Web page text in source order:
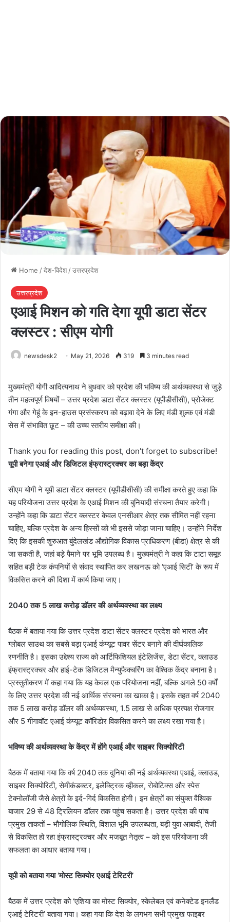
Home /देश-विदेश /उत्तरप्रदेश
उत्तरप्रदेश
एआई मिशन को गति देगा यूपी डाटा सेंटर
क्लस्टर : सीएम योगी
newsdesk2 May 21, 2026 319 3 minutes read
मुख्यमंत्री योगी आदित्यनाथ ने बुधवार को प्रदेश की भविष्य की अर्थव्यवस्था से जुड़े
तीन महत्वपूर्ण विषयों – उत्तर प्रदेश डाटा सेंटर क्लस्टर (यूपीडीसीसी), प्रोजेक्ट
गंगा और गेहूं के इन-हाउस प्रसंस्करण को बढ़ावा देने के लिए मंडी शुल्क एवं मंडी
सेस में संभावित छूट – की उच्च स्तरीय समीक्षा की।
Thank you for reading this post, don't forget to subscribe!
यूपी बनेगा एआई और डिजिटल इंफ्रास्ट्रक्चर का बड़ा केंद्र
सीएम योगी ने यूपी डाटा सेंटर क्लस्टर (यूपीडीसीसी) की समीक्षा करते हुए कहा कि
यह परियोजना उत्तर प्रदेश के एआई मिशन की बुनियादी संरचना तैयार करेगी।
उन्होंने कहा कि डाटा सेंटर क्लस्टर केवल एनसीआर क्षेत्र तक सीमित नहीं रहना
चाहिए, बल्कि प्रदेश के अन्य हिस्सों को भी इससे जोड़ा जाना चाहिए। उन्होंने निर्देश
दिए कि इसकी शुरुआत बुंदेलखंड औद्योगिक विकास प्राधिकरण (बीडा) क्षेत्र से की
जा सकती है, जहां बड़े पैमाने पर भूमि उपलब्ध है। मुख्यमंत्री ने कहा कि टाटा समूह
सहित बड़ी टेक कंपनियों से संवाद स्थापित कर लखनऊ को ‘एआई सिटी’ के रूप में
विकसित करने की दिशा में कार्य किया जाए।
2040 तक 5 लाख करोड़ डॉलर की अर्थव्यवस्था का लक्ष्य
बैठक में बताया गया कि उत्तर प्रदेश डाटा सेंटर क्लस्टर प्रदेश को भारत और
ग्लोबल साउथ का सबसे बड़ा एआई कंप्यूट पावर सेंटर बनाने की दीर्घकालिक
रणनीति है। इसका उद्देश्य राज्य को आर्टिफिशियल इंटेलिजेंस, डेटा सेंटर, क्लाउड
इंफ्रास्ट्रक्चर और हाई-टेक डिजिटल मैन्युफैक्चरिंग का वैश्विक केंद्र बनाना है।
प्रस्तुतीकरण में कहा गया कि यह केवल एक परियोजना नहीं, बल्कि अगले 50 वर्षों
के लिए उत्तर प्रदेश की नई आर्थिक संरचना का खाका है। इसके तहत वर्ष 2040
तक 5 लाख करोड़ डॉलर की अर्थव्यवस्था, 1.5 लाख से अधिक प्रत्यक्ष रोजगार
और 5 गीगावॉट एआई कंप्यूट कॉरिडोर विकसित करने का लक्ष्य रखा गया है।
भविष्य की अर्थव्यवस्था के केंद्र में होंगे एआई और साइबर सिक्योरिटी
बैठक में बताया गया कि वर्ष 2040 तक दुनिया की नई अर्थव्यवस्था एआई, क्लाउड,
साइबर सिक्योरिटी, सेमीकंडक्टर, इलेक्ट्रिक व्हीकल, रोबोटिक्स और स्पेस
टेक्नोलॉजी जैसे क्षेत्रों के इर्द-गिर्द विकसित होगी। इन क्षेत्रों का संयुक्त वैश्विक
बाजार 29 से 48 ट्रिलियन डॉलर तक पहुंच सकता है। उत्तर प्रदेश की पांच
प्रमुख ताकतों – भौगोलिक स्थिति, विशाल भूमि उपलब्धता, बड़ी युवा आबादी, तेजी
से विकसित हो रहा इंफ्रास्ट्रक्चर और मजबूत नेतृत्व – को इस परियोजना की
सफलता का आधार बताया गया।
यूपी को बताया गया ‘मोस्ट सिक्योर एआई टेरिटरी’
बैठक में उत्तर प्रदेश को ‘एशिया का मोस्ट सिक्योर, स्केलेबल एवं कनेक्टेड इनलैंड
एआई टेरिटरी’ बताया गया। कहा गया कि देश के लगभग सभी प्रमुख फाइबर